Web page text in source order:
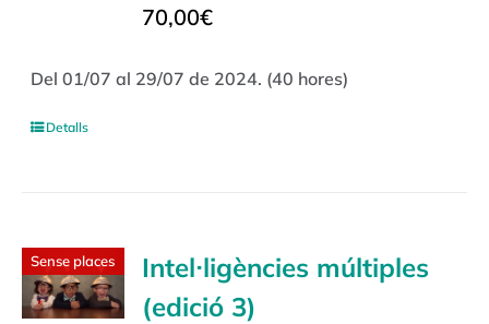
70,00€
Del 01/07 al 29/07 de 2024. (40 hores)
Detalls
Sense places
Intel·ligències múltiples
(edició 3)